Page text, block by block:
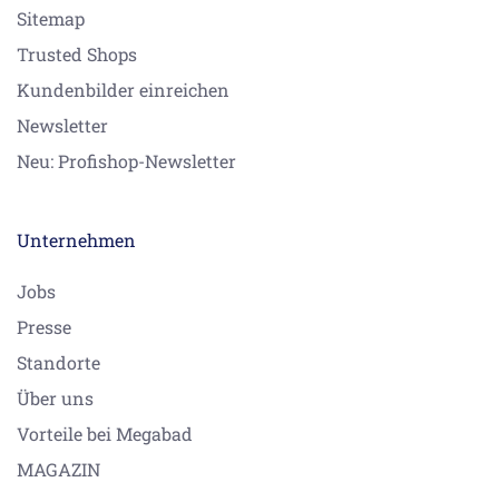
Sitemap
Trusted Shops
Kundenbilder einreichen
Newsletter
Neu: Profishop-Newsletter
Unternehmen
Jobs
Presse
Standorte
Über uns
Vorteile bei Megabad
MAGAZIN